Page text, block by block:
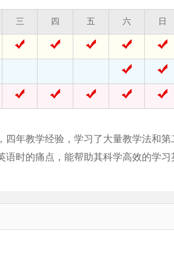
三 四 五 六 日
四年教学经验，学习了大量教学法和第
语时的痛点，能帮助其科学高效的学习